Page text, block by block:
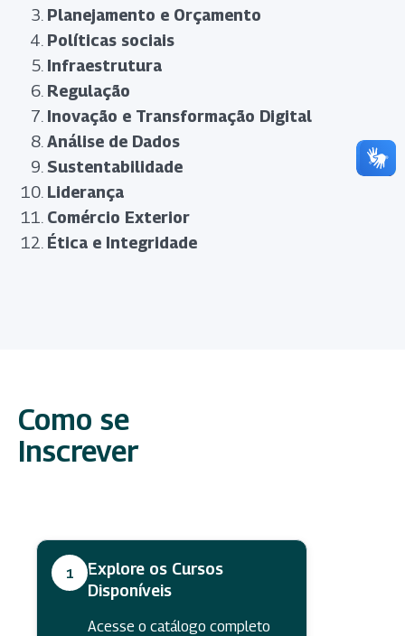
Planejamento e Orçamento
Políticas sociais
Infraestrutura
Regulação
Inovação e Transformação Digital
Análise de Dados
Sustentabilidade
Liderança
Comércio Exterior
Ética e Integridade
Como se
Inscrever
1
Explore os Cursos
Disponíveis
Acesse o catálogo completo